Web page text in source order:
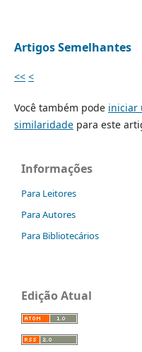
Artigos Semelhantes
<< <
Você também pode iniciar
similaridadepara este
Informações
Para Leitores
Para Autores
Para Bibliotecários
Edição Atual